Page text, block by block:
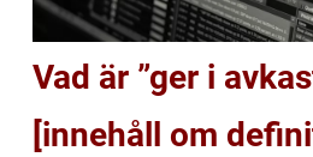
Vad är ”ger i
[innehåll om